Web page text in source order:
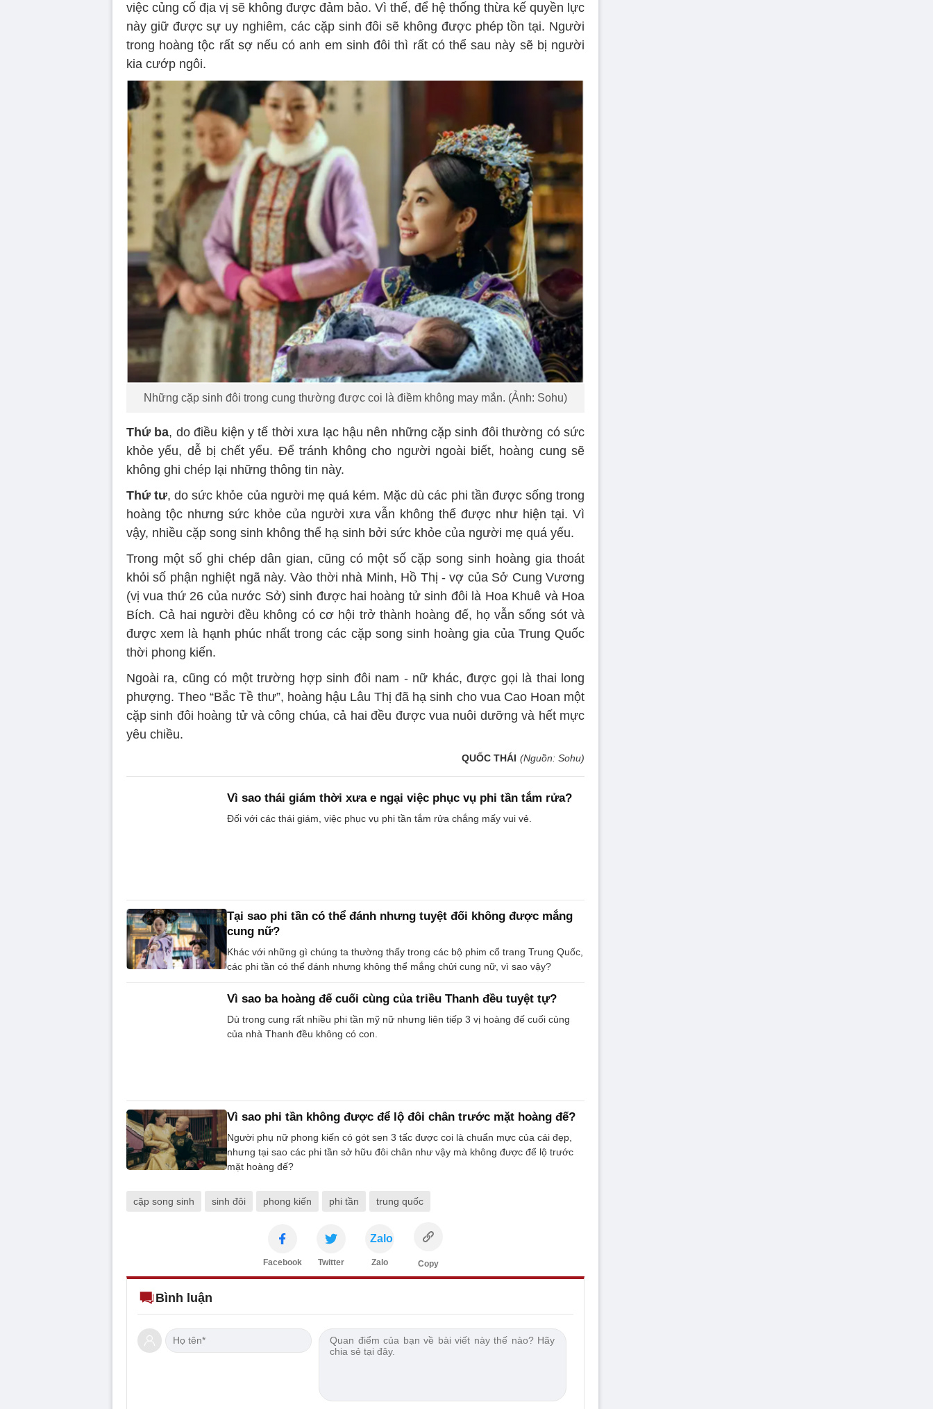
việc củng cố địa vị sẽ không được đảm bảo. Vì thế, để hệ thống thừa kế quyền lực
này giữ được sự uy nghiêm, các cặp sinh đôi sẽ không được phép tồn tại. Người
trong hoàng tộc rất sợ nếu có anh em sinh đôi thì rất có thể sau này sẽ bị người
kia cướp ngôi.
Những cặp sinh đôi trong cung thường được coi là điềm không may mắn. (Ảnh: Sohu)
Thứ ba, do điều kiện y tế thời xưa lạc hậu nên những cặp sinh đôi thường có sức
khỏe yếu, dễ bị chết yểu. Để tránh không cho người ngoài biết, hoàng cung sẽ
không ghi chép lại những thông tin này.
Thứ tư, do sức khỏe của người mẹ quá kém. Mặc dù các phi tần được sống trong
hoàng tộc nhưng sức khỏe của người xưa vẫn không thể được như hiện tại. Vì
vậy, nhiều cặp song sinh không thể hạ sinh bởi sức khỏe của người mẹ quá yếu.
Trong một số ghi chép dân gian, cũng có một số cặp song sinh hoàng gia thoát
khỏi số phận nghiệt ngã này. Vào thời nhà Minh, Hồ Thị - vợ của Sở Cung Vương
(vị vua thứ 26 của nước Sở) sinh được hai hoàng tử sinh đôi là Hoa Khuê và Hoa
Bích. Cả hai người đều không có cơ hội trở thành hoàng đế, họ vẫn sống sót và
được xem là hạnh phúc nhất trong các cặp song sinh hoàng gia của Trung Quốc
thời phong kiến.
Ngoài ra, cũng có một trường hợp sinh đôi nam - nữ khác, được gọi là thai long
phượng. Theo “Bắc Tề thư”, hoàng hậu Lâu Thị đã hạ sinh cho vua Cao Hoan một
cặp sinh đôi hoàng tử và công chúa, cả hai đều được vua nuôi dưỡng và hết mực
yêu chiều.
QUỐC THÁI (Nguồn: Sohu)
Vì sao thái giám thời xưa e ngại việc phục vụ phi tần tắm rửa?
Đối với các thái giám, việc phục vụ phi tần tắm rửa chắng mấy vui vẻ.
Tại sao phi tần có thể đánh nhưng tuyệt đối không được mắng
cung nữ?
Khác với những gì chúng ta thường thấy trong các bộ phim cổ trang Trung Quốc,
các phi tần có thể đánh nhưng không thể mắng chửi cung nữ, vì sao vậy?
Vì sao ba hoàng đế cuối cùng của triều Thanh đều tuyệt tự?
Dù trong cung rất nhiều phi tần mỹ nữ nhưng liên tiếp 3 vị hoàng đế cuối cùng
của nhà Thanh đều không có con.
Vì sao phi tần không được để lộ đôi chân trước mặt hoàng đế?
Người phụ nữ phong kiến có gót sen 3 tấc được coi là chuẩn mực của cái đẹp,
nhưng tại sao các phi tần sở hữu đôi chân như vậy mà không được để lộ trước
mặt hoàng đế?
cặp song sinh sinh đôi phong kiến phi tần trung quốc
Facebook Twitter
Zalo
Zalo Copy
Bình luận